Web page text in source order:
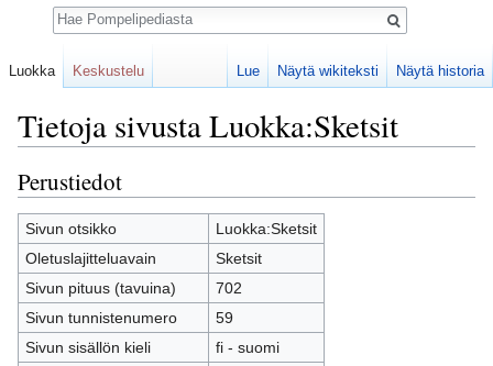
Tietoja sivusta Luokka:Sketsit
Perustiedot
Sivun otsikko
Luokka:Sketsit
Oletuslajitteluavain
Sketsit
Sivun pituus (tavuina)
702
Sivun tunnistenumero
59
Sivun sisällön kieli
fi - suomi
Luokka Keskustelu Lue Näytä wikiteksti Näytä historia